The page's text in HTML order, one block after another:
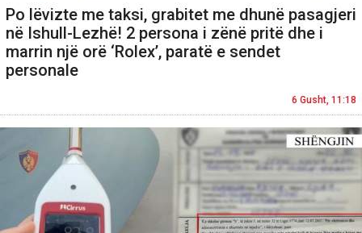
Po lëvizte me taksi, grabitet me dhunë pasagjeri
në Ishull-Lezhë! 2 persona i zënë pritë dhe i
marrin një orë ‘Rolex’, paratë e sendet
personale
6 Gusht, 11:18